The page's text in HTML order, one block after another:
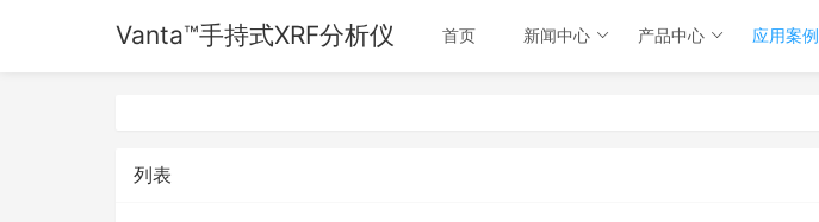
Vanta™手持式XRF分析仪 首页 新闻中心 产品中心 应用案例
列表